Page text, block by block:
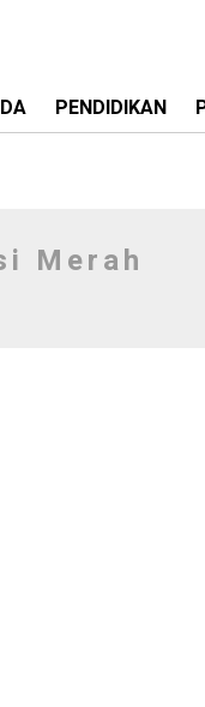
PENDIDIKAN
Merah